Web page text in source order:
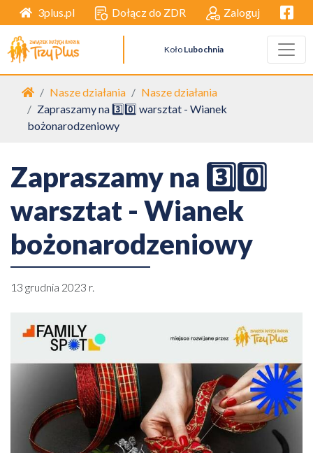
3plus.pl Dołącz do ZDR Zaloguj
Koło Lubochnia
Strona główna
Nasze działania
Nasze działania
Zapraszamy na 3️⃣0️⃣ warsztat - Wianek
bożonarodzeniowy
Zapraszamy na 3️⃣0️⃣
warsztat - Wianek
bożonarodzeniowy
13 grudnia 2023 r.